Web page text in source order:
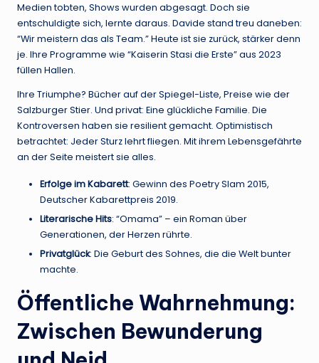
Medien tobten, Shows wurden abgesagt. Doch sie
entschuldigte sich, lernte daraus. Davide stand treu daneben:
“Wir meistern das als Team.” Heute ist sie zurück, stärker denn
je. Ihre Programme wie “Kaiserin Stasi die Erste” aus 2023
füllen Hallen.
Ihre Triumphe? Bücher auf der Spiegel-Liste, Preise wie der
Salzburger Stier. Und privat: Eine glückliche Familie. Die
Kontroversen haben sie resilient gemacht. Optimistisch
betrachtet: Jeder Sturz lehrt fliegen. Mit ihrem Lebensgefährte
an der Seite meistert sie alles.
Erfolge im Kabarett: Gewinn des Poetry Slam 2015,
Deutscher Kabarettpreis 2019.
Literarische Hits: “Omama” – ein Roman über
Generationen, der Herzen rührte.
Privatglück: Die Geburt des Sohnes, die die Welt bunter
machte.
Öffentliche Wahrnehmung:
Zwischen Bewunderung